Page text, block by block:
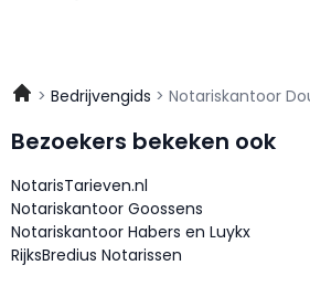
Bedrijvengids Notariskantoor
Bezoekers bekeken ook
NotarisTarieven.nl
Notariskantoor Goossens
Notariskantoor Habers en Luykx
RijksBredius Notarissen